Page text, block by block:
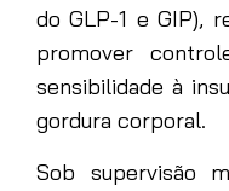
do GLP-1 e GIP),
promover
sensibilidade à
gordura corporal.
Sob supervisão